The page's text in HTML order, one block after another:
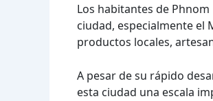
Los habitantes de
ciudad, especialmente el
productos locales,
A pesar de su rápido
esta ciudad una escala